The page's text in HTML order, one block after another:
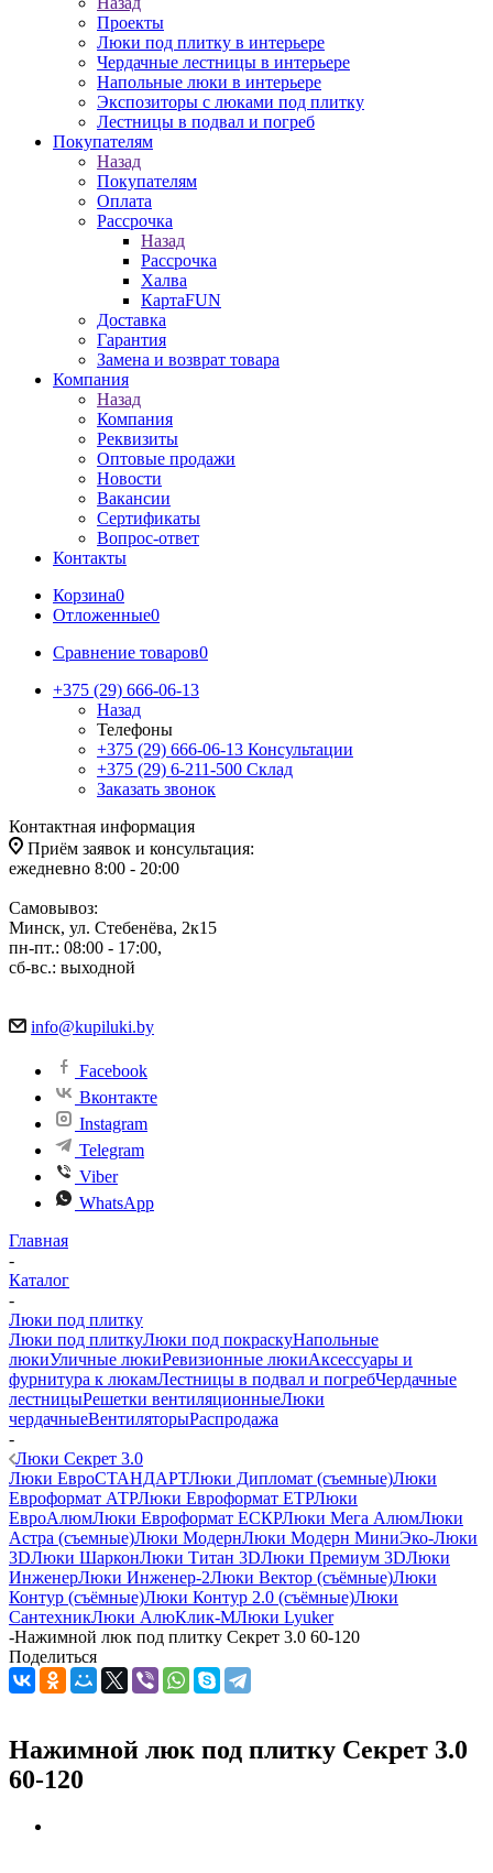
Проекты
Люки под плитку в интерьере
Чердачные лестницы в интерьере
Напольные люки в интерьере
Экспозиторы с люками под плитку
Лестницы в подвал и погреб
Покупателям
Назад
Покупателям
Оплата
Рассрочка
Назад
Рассрочка
Халва
КартаFUN
Доставка
Гарантия
Замена и возврат товара
Компания
Назад
Компания
Реквизиты
Оптовые продажи
Новости
Вакансии
Сертификаты
Вопрос-ответ
Контакты
Корзина0
Отложенные0
Сравнение товаров0
+375 (29) 666-06-13
Назад
Телефоны
+375 (29) 666-06-13 Консультации
+375 (29) 6-211-500 Склад
Заказать звонок
Контактная информация
Приём заявок и консультация:
ежедневно 8:00 - 20:00
Самовывоз:
Минск, ул. Стебенёва, 2к15
пн-пт.: 08:00 - 17:00,
сб-вс.: выходной
info@kupiluki.by
Facebook
Вконтакте
Instagram
Telegram
Viber
WhatsApp
Главная
-
Каталог
-
Люки под плитку
Люки под плиткуЛюки под покраскуНапольные
люкиУличные люкиРевизионные люкиАксессуары и
фурнитура к люкамЛестницы в подвал и погребЧердачные
лестницыРешетки вентиляционныеЛюки
чердачныеВентиляторыРаспродажа
-
Люки Секрет 3.0
Люки ЕвроСТАНДАРТЛюки Дипломат (съемные)Люки
Евроформат АТРЛюки Евроформат ЕТРЛюки
ЕвроАлюмЛюки Евроформат ЕСКРЛюки Мега АлюмЛюки
Астра (съемные)Люки МодернЛюки Модерн МиниЭко-Люки
3DЛюки ШарконЛюки Титан 3DЛюки Премиум 3DЛюки
ИнженерЛюки Инженер-2Люки Вектор (съёмные)Люки
Контур (съёмные)Люки Контур 2.0 (съёмные)Люки
СантехникЛюки АлюКлик-МЛюки Lyuker
-Нажимной люк под плитку Секрет 3.0 60-120
Поделиться
Нажимной люк под плитку Секрет 3.0
60-120